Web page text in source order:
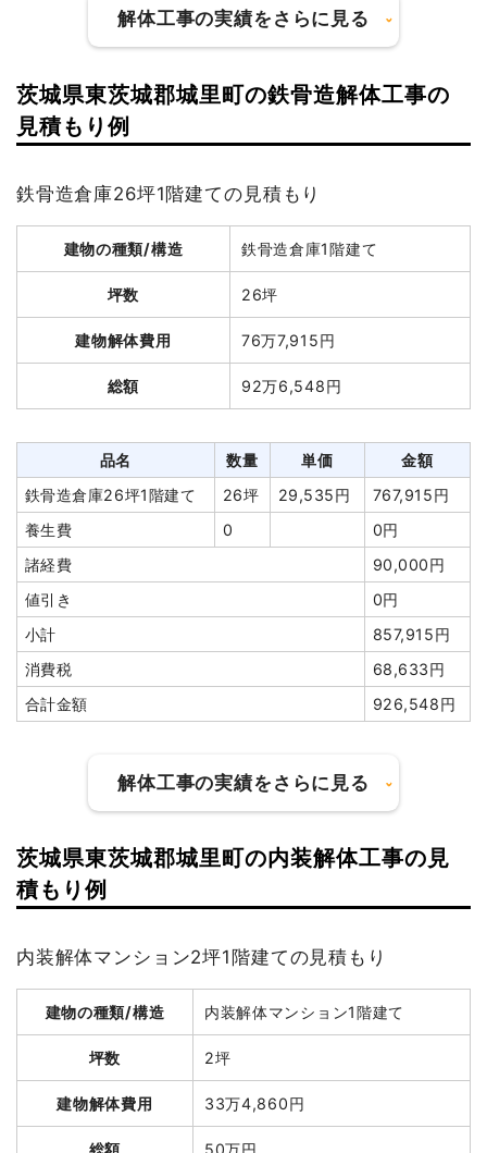
119,800円
66,480円
小計
1,630,320円
消費税
解体工事の実績をさらに見る
建物の種類/構造
建物解体費用 94万3,000円
総額 239万300円
軽量鉄骨造住宅35坪2階建
35
坪
26,943
円
943,000円
室内残置物撤去
4台
90,000
円
360,000円
植木・植栽撤去 1式
120,000円
物置撤去
1式
150,000円
カーポート撤去
1式
40,000円
門扉・門柱撤去
1式
140,000円
庭石撤去
1式
160,000円
ブロック塀撤去
1式
60,000円
諸経費
165,000円
2,173,000
円
消費税
217,300円
合計金額
円
茨城県東茨城郡城里町の鉄骨造解体工事の
見積もり例
鉄骨造倉庫26坪1階建ての見積もり
建物の種類/構造 鉄骨造倉庫1階建て
坪数 26坪
建物解体費用 76万7,915円
総額 92万6,548円
品名 数量 単価
金額
鉄骨造倉庫26坪1階建て
26坪 29,535円
767,915円
養生費
0
0円
諸経費
90,000円
値引き
0円
小計
857,915円
消費税
68,633円
合計金額
926,548円
解体工事の実績をさらに見る
建物の種類/構造
建物解体費用
総額 279万円
品名
鉄骨造店舗61坪2階建
61坪 31,639円 1,930,000円
茨城県東茨城郡城里町の内装解体工事の見
積もり例
内装解体マンション2坪1階建ての見積もり
建物の種類/構造 内装解体マンション1階建て
坪数 2坪
建物解体費用 33万4,860円